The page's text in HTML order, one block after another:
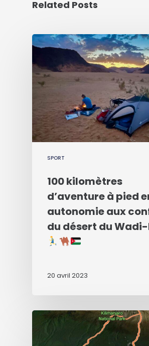
Related Posts
SPORT
100 kilomètres
d’aventure à pied
autonomie aux
du désert du
20 avril 2023